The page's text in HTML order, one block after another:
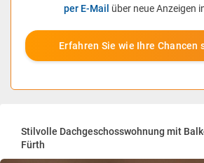
per E-Mail über neue Anzeigen
Erfahren Sie wie Ihre Chancen
Stilvolle Dachgeschosswohnung mit
Fürth